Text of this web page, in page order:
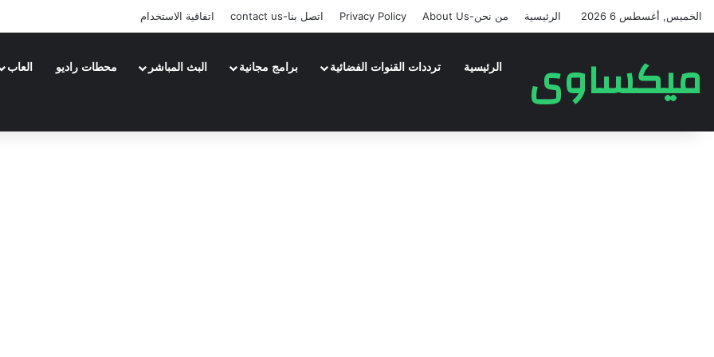
الخميس, أغسطس 6 2026 الرئيسية من نحن-About Us Privacy Policy اتصل بنا-contact us اتفاقية الاستخدام
ميكساوى الرئيسية ترددات القنوات الفضائية برامج مجانية البث المباشر محطات راديو العاب